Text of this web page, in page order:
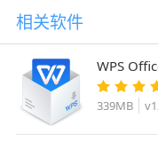
相关软件
WPS
339MB